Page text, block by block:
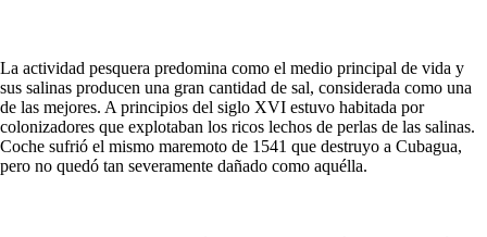
La actividad pesquera predomina como el medio principal de vida y
sus salinas producen una gran cantidad de sal, considerada como una
de las mejores. A principios del siglo XVI estuvo habitada por
colonizadores que explotaban los ricos lechos de perlas de las salinas.
Coche sufrió el mismo maremoto de 1541 que destruyo a Cubagua,
pero no quedó tan severamente dañado como aquélla.